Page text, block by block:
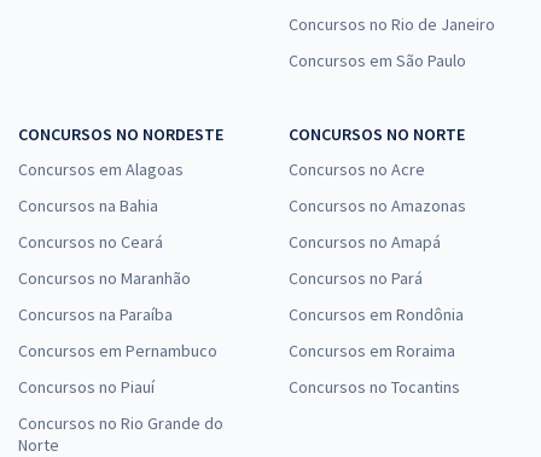
Concursos no Rio de Janeiro
Concursos em São Paulo
CONCURSOS NO NORDESTE
Concursos em Alagoas
Concursos na Bahia
Concursos no Ceará
Concursos no Maranhão
Concursos na Paraíba
Concursos em Pernambuco
Concursos no Piauí
Concursos no Rio Grande do
Norte
CONCURSOS NO NORTE
Concursos no Acre
Concursos no Amazonas
Concursos no Amapá
Concursos no Pará
Concursos em Rondônia
Concursos em Roraima
Concursos no Tocantins